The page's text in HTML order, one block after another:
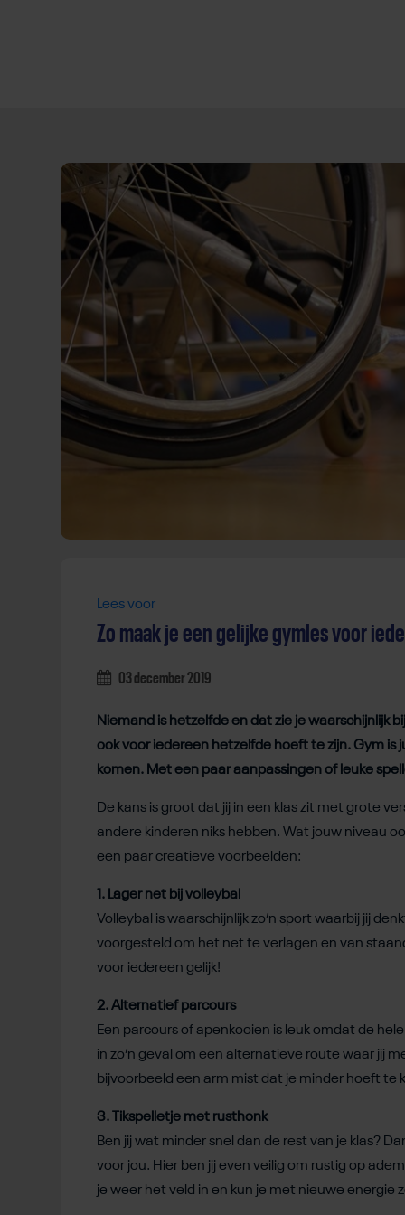
Lees voor
Zo maak je een gelijke gymles voor
03 december 2019
Niemand is hetzelfde en dat zie je waarschijnlijk
ook voor iedereen hetzelfde hoeft te zijn. Gym is
komen. Met een paar aanpassingen of leuke
De kans is groot dat jij in een klas zit met grote
andere kinderen niks hebben. Wat jouw niveau
een paar creatieve voorbeelden:
1. Lager net bij volleybal
Volleybal is waarschijnlijk zo’n sport waarbij jij
voorgesteld om het net te verlagen en van
voor iedereen gelijk!
2. Alternatief parcours
Een parcours of apenkooien is leuk omdat de
in zo’n geval om een alternatieve route waar jij
bijvoorbeeld een arm mist dat je minder hoeft te
3. Tikspelletje met rusthonk
Ben jij wat minder snel dan de rest van je klas?
voor jou. Hier ben jij even veilig om rustig op
je weer het veld in en kun je met nieuwe energie